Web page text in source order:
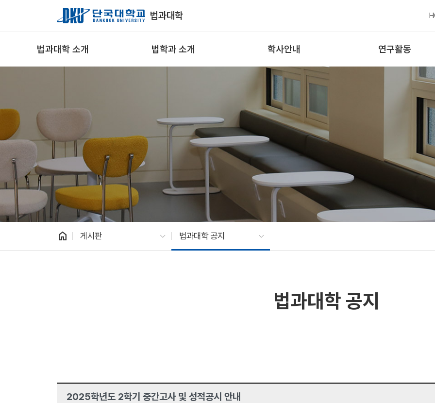
Skip to Main Content
법과대학
법과대학 소개 법학과 소개 학사안내 연구활동
home 게시판 법과대학 공지
법과대학 공지
2025학년도 2학기 중간고사 및 성적공시 안내